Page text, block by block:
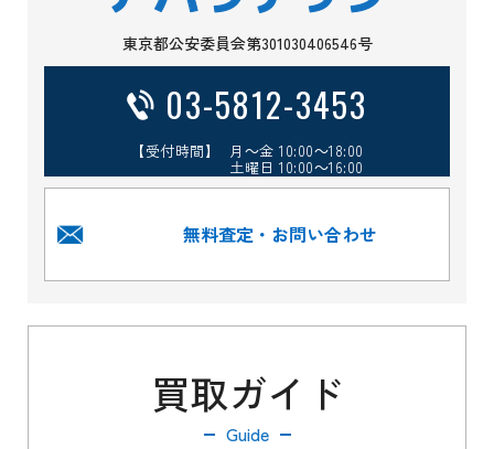
東京都公安委員会第301030406546号
03-5812-3453
【受付時間】 月～金 10:00～18:00
土曜日 10:00～16:00
無料査定・お問い合わせ
買取ガイド
Guide